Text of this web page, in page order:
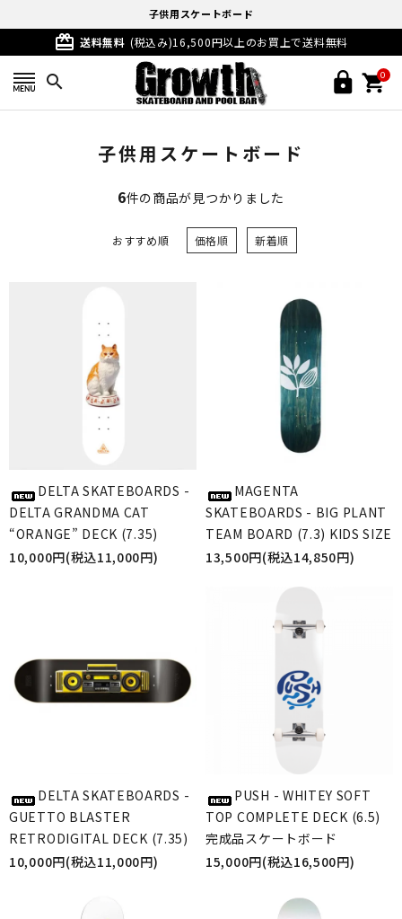
子供用スケートボード
card_giftcard 送料無料 (税込み)16,500円以上のお買上で送料無料
search 0
子供用スケートボード
6件の商品が見つかりました
おすすめ順 価格順 新着順
DELTA SKATEBOARDS -
DELTA GRANDMA CAT
“ORANGE” DECK (7.35)
10,000円(税込11,000円)
MAGENTA
SKATEBOARDS - BIG PLANT
TEAM BOARD (7.3) KIDS SIZE
13,500円(税込14,850円)
DELTA SKATEBOARDS -
GUETTO BLASTER
RETRODIGITAL DECK (7.35)
10,000円(税込11,000円)
PUSH - WHITEY SOFT
TOP COMPLETE DECK (6.5)
完成品スケートボード
15,000円(税込16,500円)